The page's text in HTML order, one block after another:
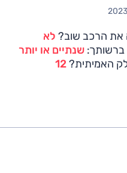
את הרכב שוב? לא
ברשותך: שנתיים או יותר
האמיתית?12